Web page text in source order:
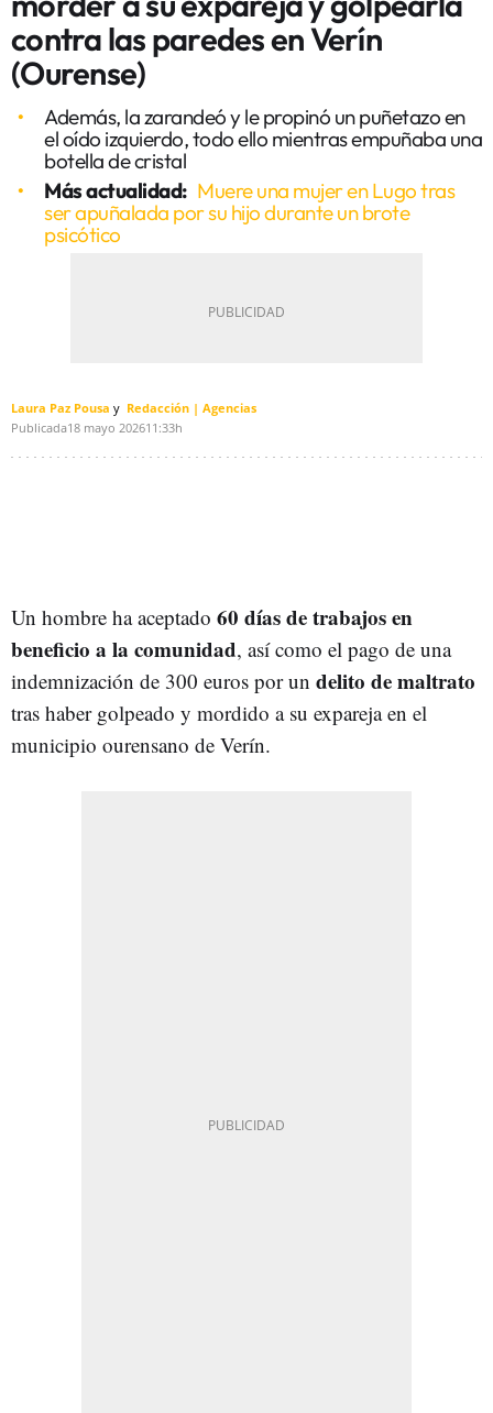
contra las paredes en Verín
(Ourense)
Además, la zarandeó y le propinó un puñetazo en
el oído izquierdo, todo ello mientras empuñaba una
botella de cristal
Más actualidad: Muere una mujer en Lugo tras
ser apuñalada por su hijo durante un brote
psicótico
Laura Paz Pousa
Redacción | Agencias
Publicada18 mayo 202611:33h
Un hombre ha aceptado 60 días de trabajos en
beneficio a la comunidad, así como el pago de una
indemnización de 300 euros por un delito de maltrato
tras haber golpeado y mordido a su expareja en el
municipio ourensano de Verín.